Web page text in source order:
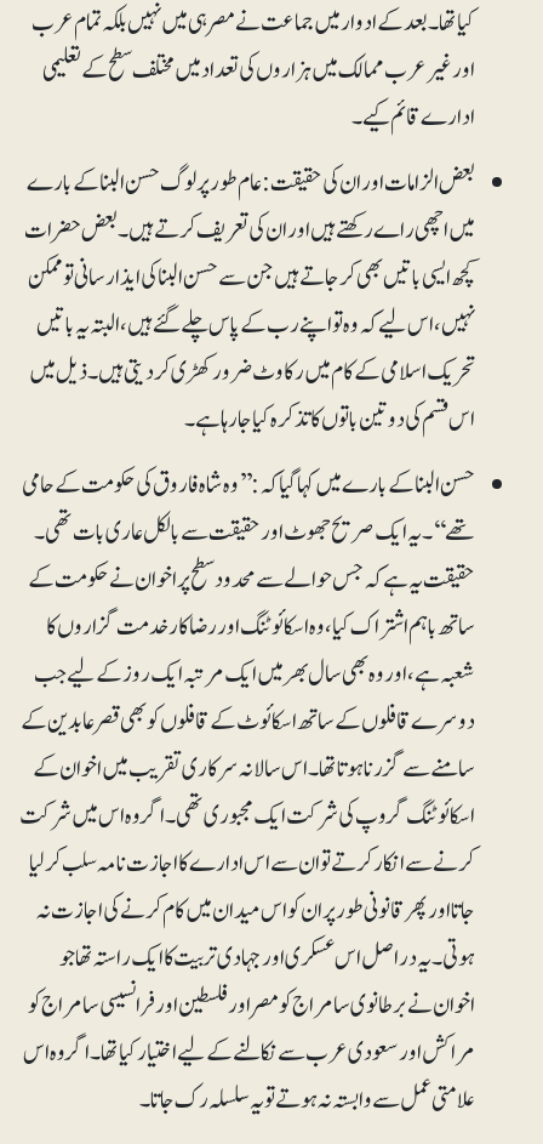
کیاتھا۔ بعد کے ادوار میں جماعت نے مصر ہی میں نہیں بلکہ تمام عرب
اور غیرعرب ممالک میں ہزاروں کی تعداد میں مختلف سطح کے تعلیمی
ادارے قائم کیے۔
بعض الزامات اور ان کی حقیقت :عام طور پر لوگ حسن البنا کے بارے
میں اچھی راے رکھتے ہیں اور ان کی تعریف کرتے ہیں۔ بعض حضرات
کچھ ایسی باتیں بھی کرجاتے ہیں جن سے حسن البنا کی ایذا رسانی تو ممکن
نہیں، اس لیے کہ وہ تو اپنے رب کے پاس چلے گئے ہیں، البتہ یہ باتیں
تحریک اسلامی کے کام میں رکاوٹ ضرور کھڑی کردیتی ہیں۔ ذیل میں
اس قسم کی دوتین باتوں کا تذکرہ کیا جا رہاہے۔
حسن البنا کے بارے میں کہا گیا کہ:’’ وہ شاہ فاروق کی حکومت کے حامی
تھے ‘‘۔ یہ ایک صریح جھوٹ اور حقیقت سے بالکل عاری بات تھی۔
حقیقت یہ ہے کہ جس حوالے سے محدودسطح پر اخوان نے حکومت کے
ساتھ باہم اشتراک کیا، وہ اسکائوٹنگ اور رضا کار خدمت گزاروں کا
شعبہ ہے، اور وہ بھی سال بھر میں ایک مرتبہ ایک روز کے لیے جب
دوسرے قافلوں کے ساتھ اسکائوٹ کے قافلوں کو بھی قصر عابدین کے
سامنے سے گزرنا ہوتاتھا۔اس سالانہ سرکاری تقریب میں اخوان کے
اسکائوٹنگ گروپ کی شرکت ایک مجبوری تھی۔ اگر وہ اس میں شرکت
کرنے سے انکار کرتے تو ان سے اس ادارے کا اجازت نامہ سلب کر لیا
جاتا اور پھر قانونی طورپر ان کو اس میدان میں کام کرنے کی اجازت نہ
ہوتی۔یہ دراصل اس عسکری اور جہادی تربیت کا ایک راستہ تھاجو
اخوان نے برطانوی سامراج کو مصر اور فلسطین اور فرانسیسی سامراج کو
مراکش او ر سعودی عرب سے نکالنے کے لیے اختیار کیا تھا۔ اگر وہ اس
علامتی عمل سے وابستہ نہ ہوتے تو یہ سلسلہ رک جاتا۔